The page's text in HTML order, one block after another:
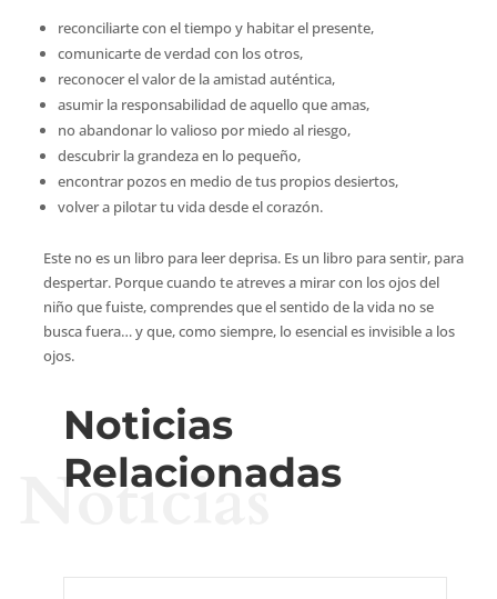
reconciliarte con el tiempo y habitar el presente,
comunicarte de verdad con los otros,
reconocer el valor de la amistad auténtica,
asumir la responsabilidad de aquello que amas,
no abandonar lo valioso por miedo al riesgo,
descubrir la grandeza en lo pequeño,
encontrar pozos en medio de tus propios desiertos,
volver a pilotar tu vida desde el corazón.
Este no es un libro para leer deprisa. Es un libro para sentir, para
despertar. Porque cuando te atreves a mirar con los ojos del
niño que fuiste, comprendes que el sentido de la vida no se
busca fuera… y que, como siempre, lo esencial es invisible a los
ojos.
Noticias
Relacionadas
Noticias